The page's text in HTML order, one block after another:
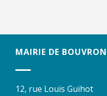
MAIRIE DE BOUVRON
12, rue Louis Guihot